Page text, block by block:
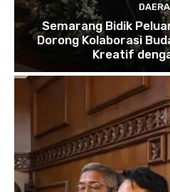
Semarang Bidik
Dorong Kolaborasi
Kreatif